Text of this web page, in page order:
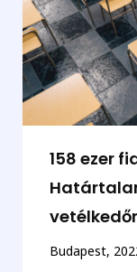
158 ezer
Budapest,